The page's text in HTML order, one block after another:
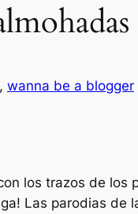
, wanna be a blogger
los trazos de los
Las parodias de